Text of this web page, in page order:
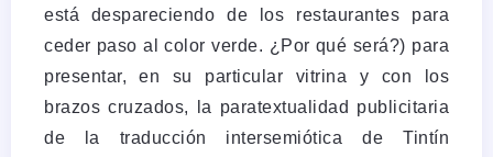
está despareciendo de los restaurantes para
ceder paso al color verde. ¿Por qué será?) para
presentar, en su particular vitrina y con los
brazos cruzados, la paratextualidad publicitaria
de la traducción intersemiótica de Tintín